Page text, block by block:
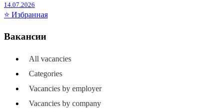
14.07.2026
⭐ Избранная
Вакансии
All vacancies
Categories
Vacancies by employer
Vacancies by company